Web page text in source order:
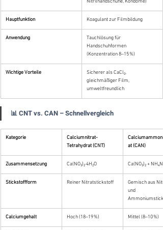
Hauptfunktion Koagulant zur Filmbildung
Anwendung
Tauchlösung für
Handschuhformen
(Konzentration 8–15 %)
Wichtige Vorteile
Sicherer als CaCl₂,
gleichmäßiger Film,
umweltfreundlich
📊 CNT vs. CAN – Schnellvergleich
Kategorie
Calciumnitrat-
Tetrahydrat (CNT)
at (CAN)
Zusammensetzung Ca(NO₃)₂·4H₂O Ca(NO₃)₂ +
Stickstoffform Reiner Nitratstickstoff
Gemisch aus
und
Calciumgehalt Hoch (18–19 %) Mittel (8–10 %)